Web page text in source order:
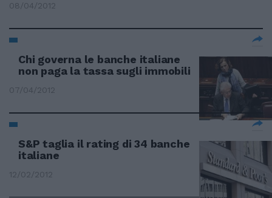
08/04/2012
Chi governa le banche italiane
non paga la tassa sugli immobili
07/04/2012
S&P taglia il rating di 34 banche
italiane
12/02/2012